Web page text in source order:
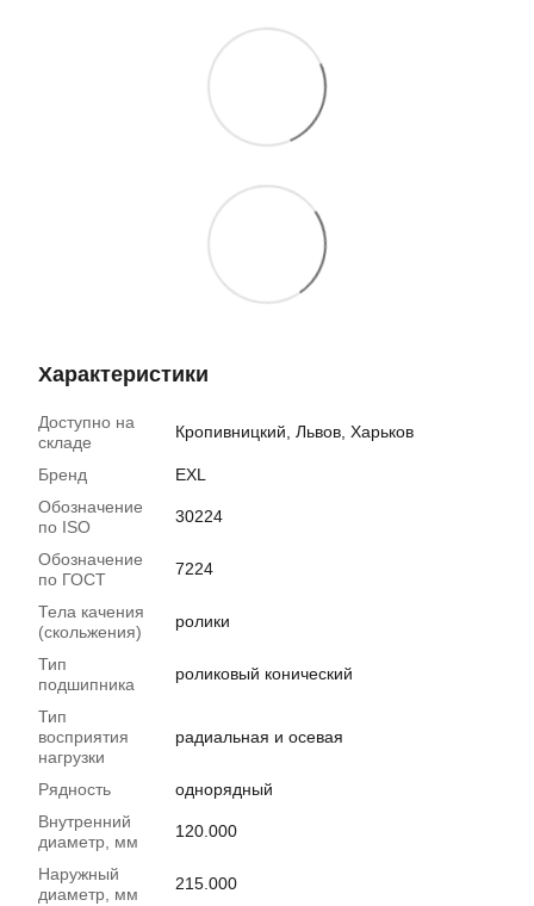
Характеристики
Доступно на
складе
Кропивницкий, Львов, Харьков
Бренд
EXL
Обозначение
по ISO
30224
Обозначение
по ГОСТ
7224
Тела качения
(скольжения)
ролики
Тип
подшипника
роликовый конический
Тип
восприятия
нагрузки
радиальная и осевая
Рядность
однорядный
Внутренний
диаметр, мм
120.000
Наружный
диаметр, мм
215.000